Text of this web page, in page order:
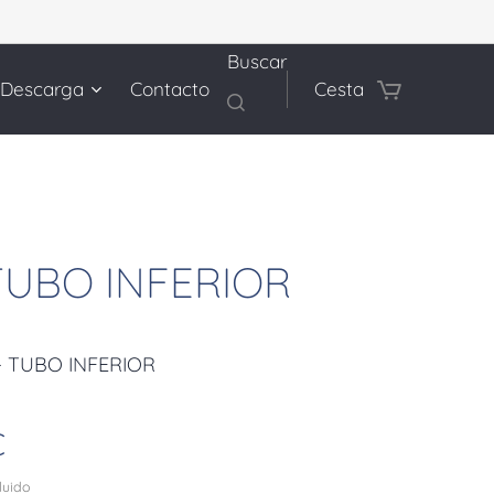
Contacto
Buscar
Cesta
INFERIOR
TUBO INFERIOR